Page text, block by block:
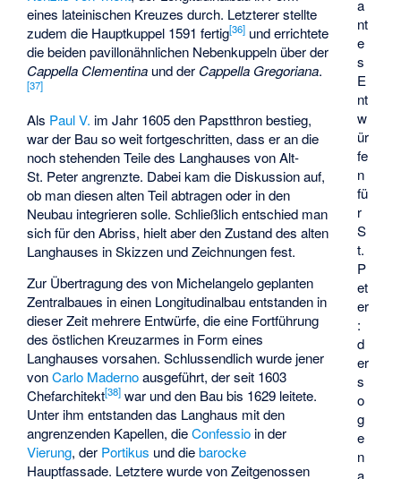
a
nt
e
s
E
nt
w
ür
fe
n
fü
r
S
t.
P
et
er
:
d
er
s
o
g
e
n
eines lateinischen Kreuzes durch. Letzterer stellte
zudem die Hauptkuppel 1591 fertig[36] und errichtete
die beiden pavillonähnlichen Nebenkuppeln über der
Cappella Clementina und der Cappella Gregoriana.
[37]
Als Paul V. im Jahr 1605 den Papstthron bestieg,
war der Bau so weit fortgeschritten, dass er an die
noch stehenden Teile des Langhauses von Alt-
St. Peter angrenzte. Dabei kam die Diskussion auf,
ob man diesen alten Teil abtragen oder in den
Neubau integrieren solle. Schließlich entschied man
sich für den Abriss, hielt aber den Zustand des alten
Langhauses in Skizzen und Zeichnungen fest.
Zur Übertragung des von Michelangelo geplanten
Zentralbaues in einen Longitudinalbau entstanden in
dieser Zeit mehrere Entwürfe, die eine Fortführung
des östlichen Kreuzarmes in Form eines
Langhauses vorsahen. Schlussendlich wurde jener
vonCarlo Madernoausgeführt, der seit 1603
Chefarchitekt[38] war und den Bau bis 1629 leitete.
Unter ihm entstanden das Langhaus mit den
angrenzenden Kapellen, dieConfessio in der
Vierung, der Portikus und diebarocke
Hauptfassade. Letztere wurde von Zeitgenossen